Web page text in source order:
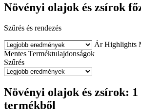
Növényi olajok és zsírok
Szűrés és rendezés
Ár Highlights
Mentes Terméktulajdonságok
Szűrés
Növényi olajok és zsírok: 1
termékből